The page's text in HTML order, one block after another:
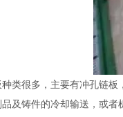
类很多，主要有冲孔链板
品及铸件的冷却输送，或